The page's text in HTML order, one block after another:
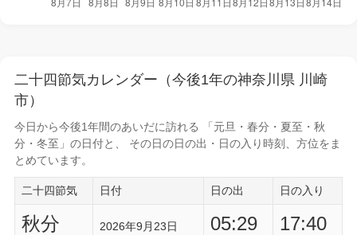
二十四節気カレンダー（今後1年の神奈川県 川崎
市）
今日から今後1年間のあいだに訪れる 「元旦・春分・夏至・秋
分・冬至」の日付と、 その日の日の出・日の入り時刻
、方位をま
とめています。
二十四節気 日付 日の出 日の入り
秋分 2026年9月23日 05:29
17:40